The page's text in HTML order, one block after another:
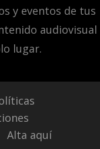
y eventos de tus
audiovisual
lugar.
Alta aquí